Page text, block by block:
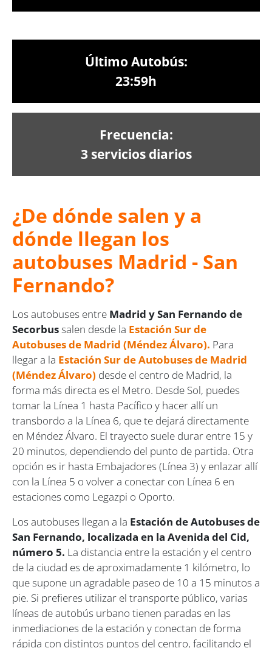
Último Autobús:
23:59h
Frecuencia:
3 servicios diarios
¿De dónde salen y a
dónde llegan los
autobuses Madrid - San
Fernando?
Los autobuses entre Madrid y San Fernando de
Secorbussalen desde la Estación Sur de
Autobuses de Madrid (Méndez Álvaro). Para
llegar a la Estación Sur de Autobuses de Madrid
(Méndez Álvaro) desde el centro de Madrid, la
forma más directa es el Metro. Desde Sol, puedes
tomar la Línea 1 hasta Pacífico y hacer allí un
transbordo a la Línea 6, que te dejará directamente
en Méndez Álvaro. El trayecto suele durar entre 15 y
20 minutos, dependiendo del punto de partida. Otra
opción es ir hasta Embajadores (Línea 3) y enlazar allí
con la Línea 5 o volver a conectar con Línea 6 en
estaciones como Legazpi o Oporto.
Los autobuses llegan a la Estación de Autobuses de
San Fernando, localizada en la Avenida del Cid,
número 5. La distancia entre la estación y el centro
de la ciudad es de aproximadamente 1 kilómetro, lo
que supone un agradable paseo de 10 a 15 minutos a
pie. Si prefieres utilizar el transporte público, varias
líneas de autobús urbano tienen paradas en las
inmediaciones de la estación y conectan de forma
rápida con distintos puntos del centro, facilitando el